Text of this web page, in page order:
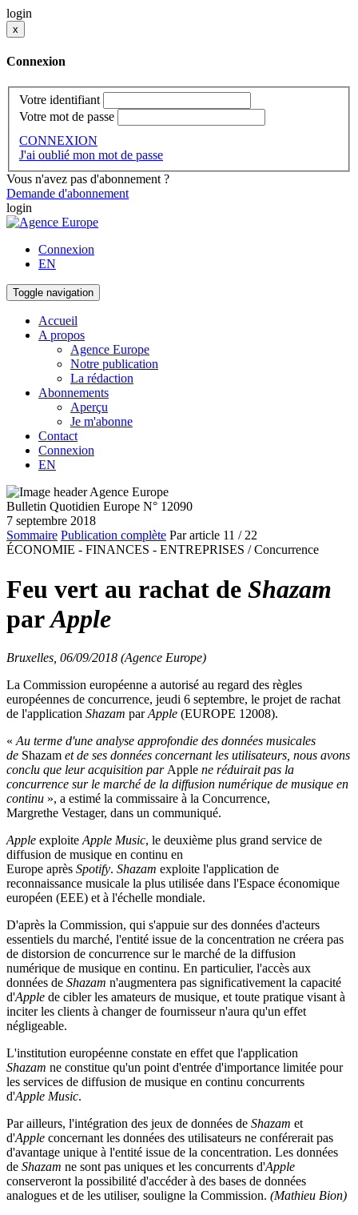
login
x
Connexion
Votre identifiant
Votre mot de passe
CONNEXION
J'ai oublié mon mot de passe
Vous n'avez pas d'abonnement ?
Demande d'abonnement
login
Connexion
EN
Toggle navigation
Accueil
A propos
Agence Europe
Notre publication
La rédaction
Abonnements
Aperçu
Je m'abonne
Contact
Connexion
EN
Bulletin Quotidien Europe N° 12090
7 septembre 2018
Sommaire Publication complète Par article 11 / 22
ÉCONOMIE - FINANCES - ENTREPRISES / Concurrence
Feu vert au rachat de Shazam
parApple
Bruxelles, 06/09/2018 (Agence Europe)
La Commission européenne a autorisé au regard des règles
européennes de concurrence, jeudi 6 septembre, le projet de rachat
de l'application Shazam parApple (EUROPE 12008).
« Au terme d'une analyse approfondie des données musicales
de Shazam et de ses données concernant les utilisateurs, nous avons
conclu que leur acquisition par Apple ne réduirait pas la
concurrence sur le marché de la diffusion numérique de musique en
continu », a estimé la commissaire à la Concurrence,
Margrethe Vestager, dans un communiqué.
Apple exploite Apple Music, le deuxième plus grand service de
diffusion de musique en continu en
Europe après Spotify. Shazam exploite l'application de
reconnaissance musicale la plus utilisée dans l'Espace économique
européen (EEE) et à l'échelle mondiale.
D'après la Commission, qui s'appuie sur des données d'acteurs
essentiels du marché, l'entité issue de la concentration ne créera pas
de distorsion de concurrence sur le marché de la diffusion
numérique de musique en continu. En particulier, l'accès aux
données de Shazam n'augmentera pas significativement la capacité
d'Apple de cibler les amateurs de musique, et toute pratique visant à
inciter les clients à changer de fournisseur n'aura qu'un effet
négligeable.
L'institution européenne constate en effet que l'application
Shazam ne constitue qu'un point d'entrée d'importance limitée pour
les services de diffusion de musique en continu concurrents
d'Apple Music.
Par ailleurs, l'intégration des jeux de données de Shazam et
d'Apple concernant les données des utilisateurs ne conférerait pas
d'avantage unique à l'entité issue de la concentration. Les données
de Shazam ne sont pas uniques et les concurrents d'Apple
conserveront la possibilité d'accéder à des bases de données
analogues et de les utiliser, souligne la Commission. (Mathieu Bion)